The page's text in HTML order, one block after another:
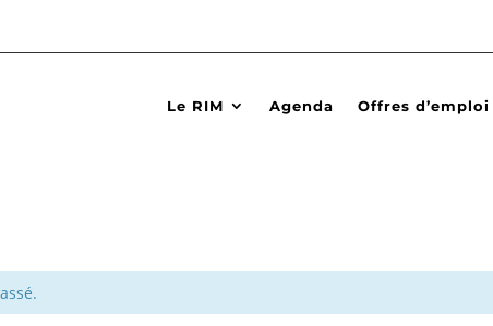
Le RIM Agenda Offres d’emploi